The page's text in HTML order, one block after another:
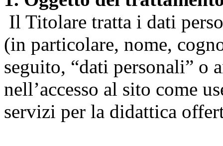
Il Titolare tratta i dati
(in particolare, nome,
seguito, “dati personali” o
nell’accesso al sito come
servizi per la didattica